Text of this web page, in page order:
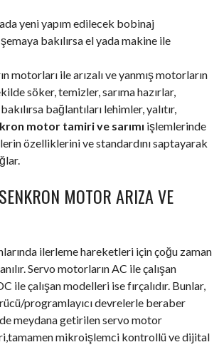
yeni yapım edilecek bobinaj
bakılırsa el yada makine ile
motorları ile arızalı ve yanmış motorların
söker, temizler, sarıma hazırlar,
bağlantıları lehimler, yalıtır,
motor tamiri ve sarımı işlemlerinde
özelliklerini ve standardını saptayarak
MOTOR ARIZA VE
ilerleme hareketleri için çoğu zaman
Servo motorların AC ile çalışan
ile çalışan modelleri ise fırçalıdır. Bunlar,
programlayıcı devrelerle beraber
meydana getirilen servo motor
mikroişlemci kontrollü ve dijital